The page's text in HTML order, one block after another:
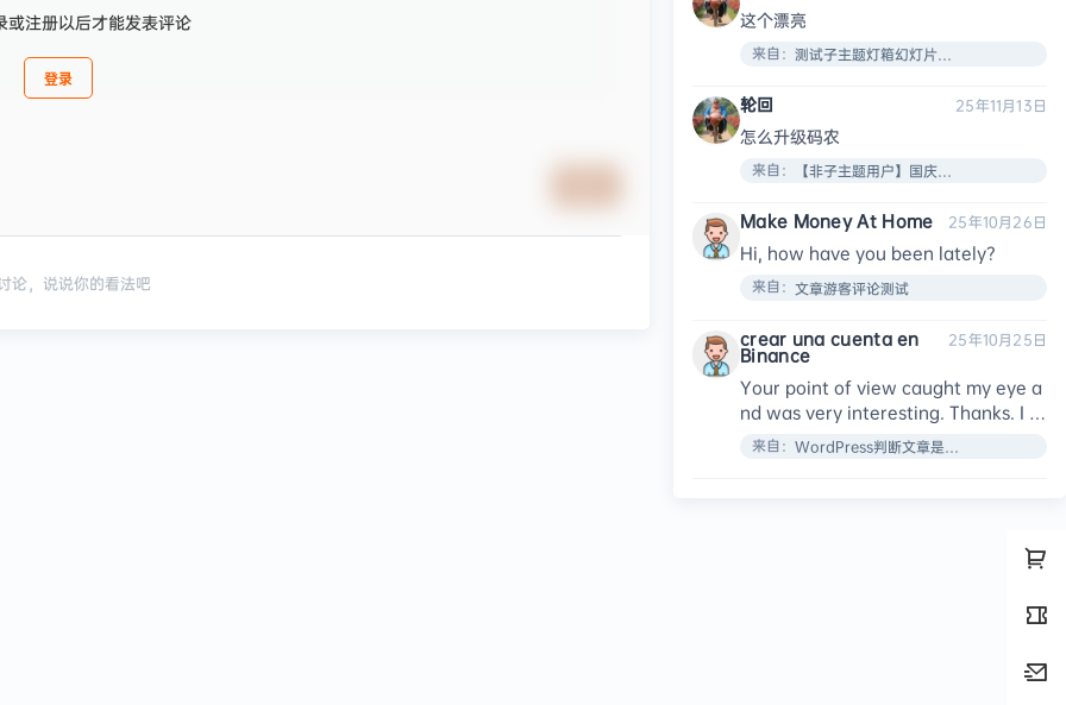
或注册以后才能发表评论
登录
论，说说你的看法吧
这个漂亮
来自： 测试子主题灯箱幻灯片效果
轮回 25年11月13日
怎么升级码农
来自： 【非子主题用户】国庆节了给大家搞了个新的VIP页面！
Make Money At Home 25年10月26日
Hi, how have you been lately?​
来自： 文章游客评论测试
crear una cuenta en
Binance
25年10月25日
Your point of view caught my eye a
nd was very interesting. Thanks. I h
ave a question for you.
来自： WordPress判断文章是否设置了特色图像函数：has_post_thumbnail